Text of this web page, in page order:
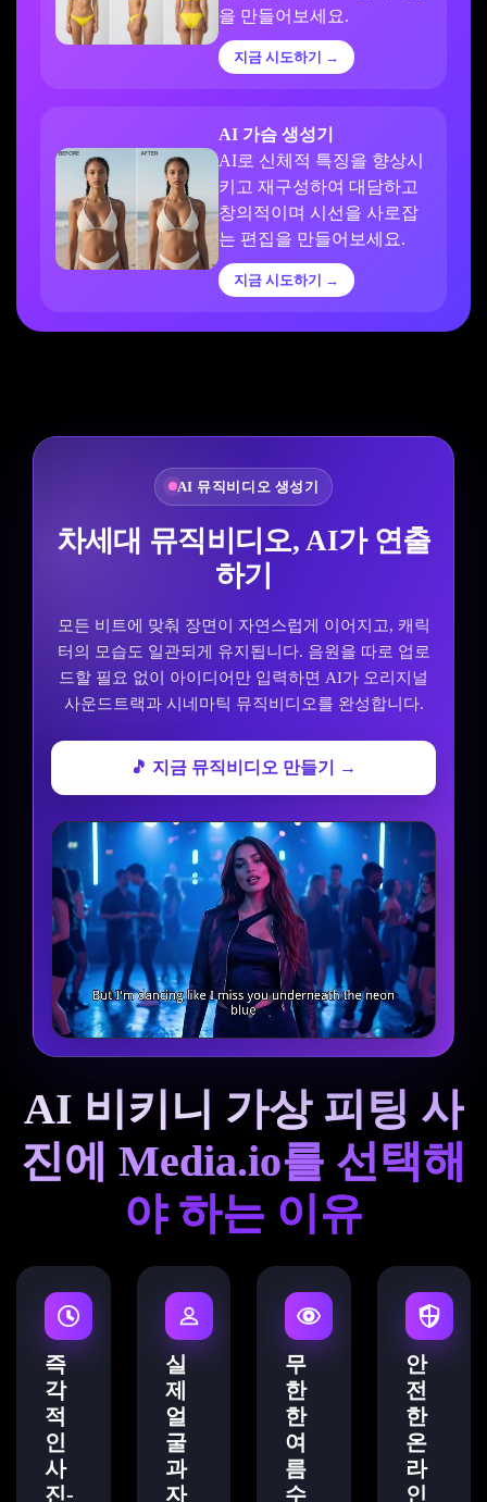
을 만들어보세요.
지금 시도하기 →
AI 가슴 생성기
AI로 신체적 특징을 향상시
키고 재구성하여 대담하고
창의적이며 시선을 사로잡
는 편집을 만들어보세요.
지금 시도하기 →
AI 뮤직비디오 생성기
차세대 뮤직비디오, AI가 연출
하기
모든 비트에 맞춰 장면이 자연스럽게 이어지고, 캐릭
터의 모습도 일관되게 유지됩니다. 음원을 따로 업로
드할 필요 없이 아이디어만 입력하면 AI가 오리지널
사운드트랙과 시네마틱 뮤직비디오를 완성합니다.
🎵 지금 뮤직비디오 만들기 →
AI 비키니 가상 피팅 사
진에 Media.io를 선택해
야 하는 이유
즉
각
적
인
사
진-
실
제
얼
굴
과
자
무
한
한
여
름
수
안
전
한
온
라
인